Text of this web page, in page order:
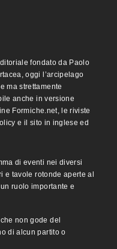
fondato da Paolo
oggi l’arcipelago
ma strettamente
anche in versione
Formiche.net, le riviste
e il sito in inglese ed
di eventi nei diversi
e tavole rotonde aperte al
ruolo importante e
non gode del
di alcun partito o